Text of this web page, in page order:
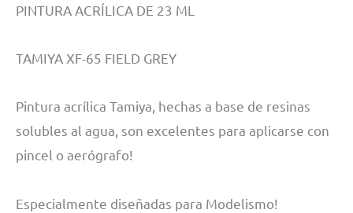
PINTURA ACRÍLICA DE 23 ML
TAMIYA XF-65 FIELD GREY
Pintura acrílica Tamiya, hechas a base de resinas
solubles al agua, son excelentes para aplicarse con
pincel o aerógrafo!
Especialmente diseñadas para Modelismo!